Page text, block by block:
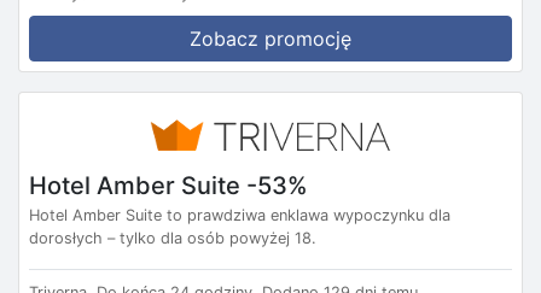
Zobacz promocję
Hotel Amber Suite -53%
Hotel Amber Suite to prawdziwa enklawa wypoczynku dla
dorosłych – tylko dla osób powyżej 18.